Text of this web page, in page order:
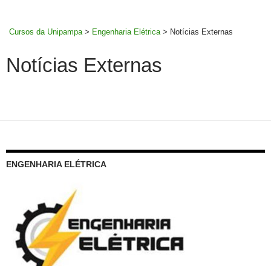
Cursos da Unipampa > Engenharia Elétrica > Notícias Externas
Notícias Externas
ENGENHARIA ELÉTRICA